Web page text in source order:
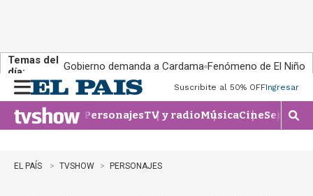
Temas del
día:
Gobierno demanda a Cardama Fenómeno de El Niño
n
u
Suscribite al 50% OFFIngresar
PersonajesTV y radioMúsicaCineSeries
M
o
EL PAÍS TVSHOW PERSONAJES